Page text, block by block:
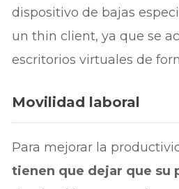
dispositivo de bajas
un thin client, ya que se
escritorios virtuales de
Movilidad laboral
Para mejorar la
tienen que dejar que su